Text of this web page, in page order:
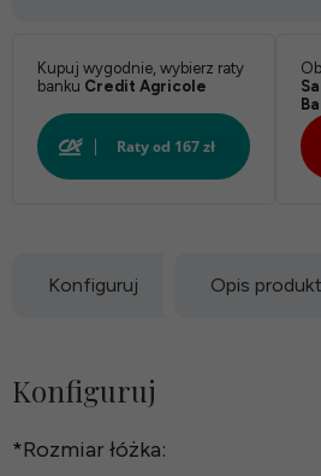
Tkanina:
Grubość
boku:
Kupuj wygodnie, wybierz raty
banku Credit Agricole
Konfiguruj Opis
Konfiguruj
*Rozmiar łóżka: